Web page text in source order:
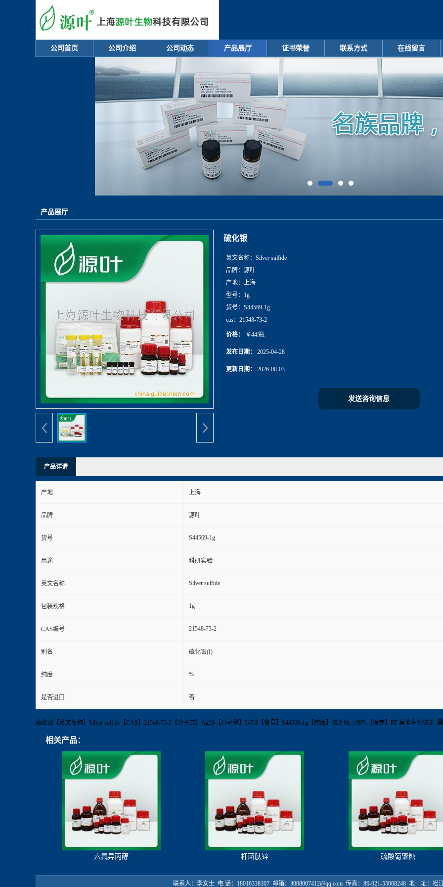
公司首页 公司介绍 公司动态 产品展厅 证书荣誉 联系方式 在线留言
产品展厅
硫化银
英文名称： Silver sulfide
品牌： 源叶
产地： 上海
型号： 1g
货号： S44569-1g
cas： 21548-73-2
价格： ￥44/瓶
发布日期： 2025-04-28
更新日期： 2026-08-03
发送咨询信息
产品详请
产地 上海
品牌 源叶
货号 S44569-1g
用途 科研实验
英文名称 Silver sulfide
包装规格 1g
CAS编号 21548-73-2
别名 硫化银(I)
纯度 %
是否进口 否
硫化银【英文名称】Silver sulfide【CAS】21548-73-2【分子式】Ag2S【分子量】247.8【货号】S44569-1g【纯度】试剂级, ≥98%【保存】RT 其他生化试剂 ;
相关产品：
六氟异丙醇 杆菌肽锌 硫酸葡聚糖
联系人：李女士 电 话：18016338107 邮箱：3008007412@qq.com 传真：86-021-55068248 地 址：松